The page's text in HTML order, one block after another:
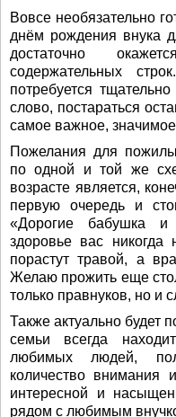
Вовсе необязательно
днём рождения внука
достаточно
содержательных
потребуется
слово, постараться
самое важное,
Пожелания для
по одной и той же
возрасте является,
первую очередь и
«Дорогие бабушка и
здоровье вас никогда
порастут травой, а
Желаю прожить еще
только правнуков, но и
Также актуально будет
семьи всегда
любимых людей,
количество
интересной и
рядом с любимым